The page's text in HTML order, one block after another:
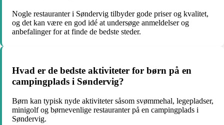
Nogle restauranter i Søndervig tilbyder gode priser og kvalitet,
og det kan være en god idé at undersøge anmeldelser og
anbefalinger for at finde de bedste steder.
Hvad er de bedste aktiviteter for børn på en
campingplads i Søndervig?
Børn kan typisk nyde aktiviteter såsom svømmehal, legepladser,
minigolf og børnevenlige restauranter på en campingplads i
Søndervig.